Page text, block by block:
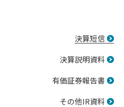
決算短信
決算説明資料
有価証券報告書
その他IR資料